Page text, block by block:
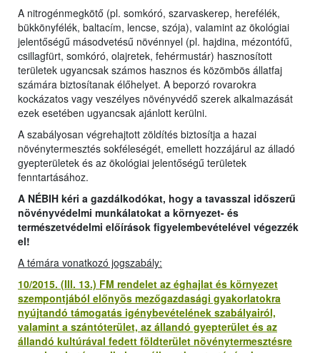
A nitrogénmegkötő (pl. somkóró, szarvaskerep, herefélék,
bükkönyfélék, baltacím, lencse, szója), valamint az ökológiai
jelentőségű másodvetésű növénnyel (pl. hajdina, mézontófű,
csillagfürt, somkóró, olajretek, fehérmustár) hasznosított
területek ugyancsak számos hasznos és közömbös állatfaj
számára biztosítanak élőhelyet. A beporzó rovarokra
kockázatos vagy veszélyes növényvédő szerek alkalmazását
ezek esetében ugyancsak ajánlott kerülni.
A szabályosan végrehajtott zöldítés biztosítja a hazai
növénytermesztés sokféleségét, emellett hozzájárul az álladó
gyepterületek és az ökológiai jelentőségű területek
fenntartásához.
A NÉBIH kéri a gazdálkodókat, hogy a tavasszal időszerű
növényvédelmi munkálatokat a környezet- és
természetvédelmi előírások figyelembevételével végezzék
el!
A témára vonatkozó jogszabály:
10/2015. (III. 13.) FM rendelet az éghajlat és környezet
szempontjából előnyös mezőgazdasági gyakorlatokra
nyújtandó támogatás igénybevételének szabályairól,
valamint a szántóterület, az állandó gyepterület és az
állandó kultúrával fedett földterület növénytermesztésre